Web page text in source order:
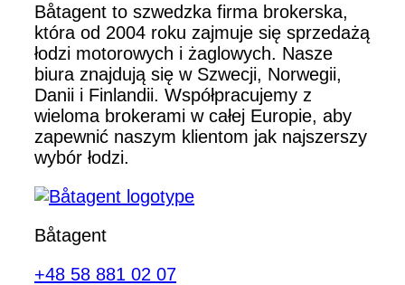
Båtagent to szwedzka firma brokerska,
która od 2004 roku zajmuje się sprzedażą
łodzi motorowych i żaglowych. Nasze
biura znajdują się w Szwecji, Norwegii,
Danii i Finlandii. Współpracujemy z
wieloma brokerami w całej Europie, aby
zapewnić naszym klientom jak najszerszy
wybór łodzi.
Båtagent
+48 58 881 02 07